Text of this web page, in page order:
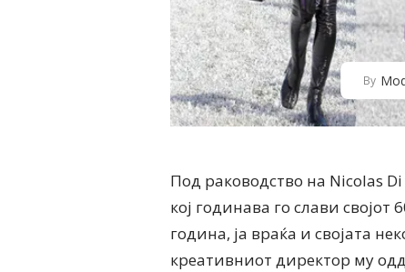
By
Под раководство на Nicolas
кој годинава го слави
година, ја враќа и својата
креативниот директор му